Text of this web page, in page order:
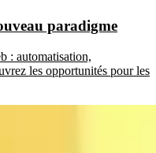
paradigme
: automatisation,
les opportunités pour les